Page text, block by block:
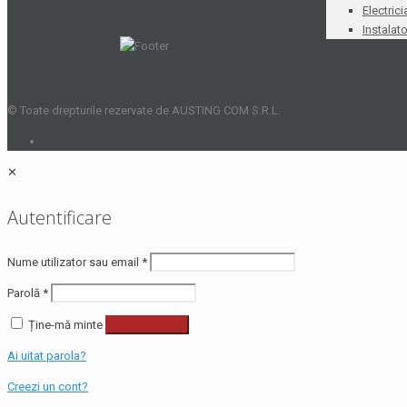
© Toate drepturile rezervate de AUSTING COM S.R.L.
✕
Autentificare
Nume utilizator sau email *
Parolă *
Ține-mă minte
Ai uitat parola?
Creezi un cont?